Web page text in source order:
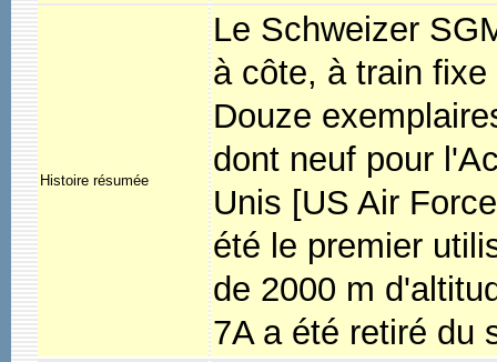
Histoire résumée
Le Schweizer
à côte, à train
Douze
dont neuf pour
Unis [US Air
été le premier
de 2000 m
7A a été retiré du